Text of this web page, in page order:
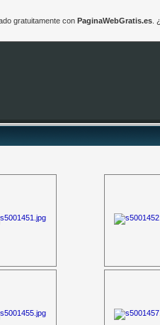
gratuitamente con PaginaWebGratis.es.